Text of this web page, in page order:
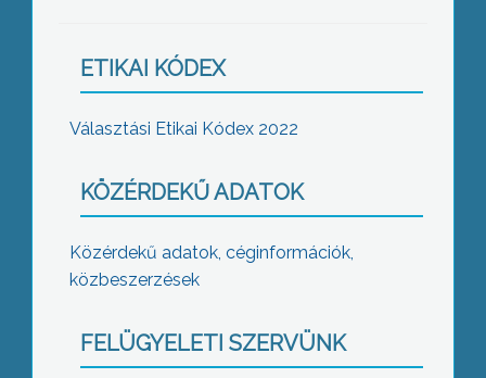
ETIKAI KÓDEX
Választási Etikai Kódex 2022
KÖZÉRDEKŰ ADATOK
Közérdekű adatok, céginformációk,
közbeszerzések
FELÜGYELETI SZERVÜNK